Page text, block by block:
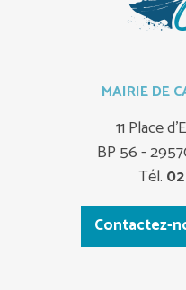
MAIRIE DE
11 Place
BP 56 -
Tél.
Contactez-